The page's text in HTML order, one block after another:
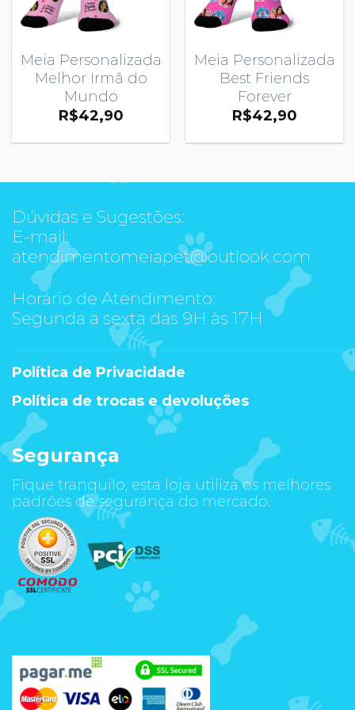
Meia Personalizada
Melhor Irmã do
Mundo
R$42,90
Meia Personalizada
Best Friends
Forever
R$42,90
Dúvidas e Sugestões:
E-mail:
atendimentomeiapet@outlook.com
Horário de Atendimento:
Segunda a sexta das 9H às 17H
Política de Privacidade
Política de trocas e devoluções
Segurança
Fique tranquilo, esta loja utiliza os melhores
padrões de segurança do mercado.